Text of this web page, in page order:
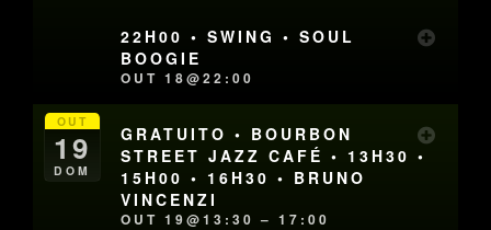
22H00 • SWING • SOUL
BOOGIE
OUT 18@22:00
OUT
19
DOM
GRATUITO • BOURBON
STREET JAZZ CAFÉ • 13H30 •
15H00 • 16H30 • BRUNO
VINCENZI
OUT 19@13:30 – 17:00